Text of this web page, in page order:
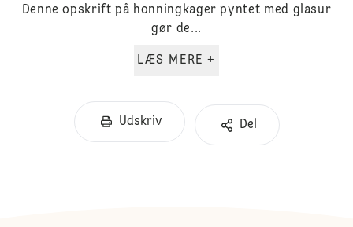
Denne opskrift på honningkager pyntet med glasur
gør de...
LÆS MERE +
Udskriv Del